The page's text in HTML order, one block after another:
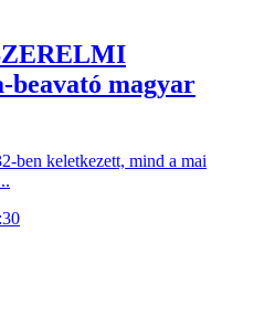
magyar
ben keletkezett, mind a mai